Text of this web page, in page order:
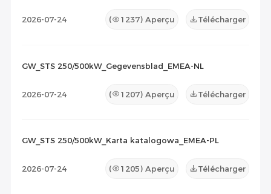
2026-07-24 ( 1237) Aperçu Télécharger
GW_STS 250/500kW_Gegevensblad_EMEA-NL
2026-07-24 ( 1207) Aperçu Télécharger
GW_STS 250/500kW_Karta katalogowa_EMEA-PL
2026-07-24 ( 1205) Aperçu Télécharger